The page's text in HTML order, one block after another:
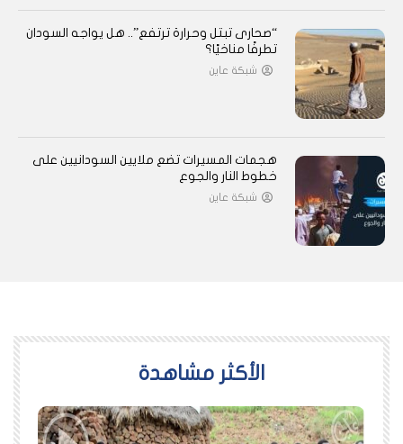
“صحارى تبتل وحرارة ترتفع”.. هل يواجه السودان
تطرفًا مناخيًا؟
شبكة عاين
هجمات المسيرات تضع ملايين السودانيين على
خطوط النار والجوع
شبكة عاين
اﻷكثر مشاهدة